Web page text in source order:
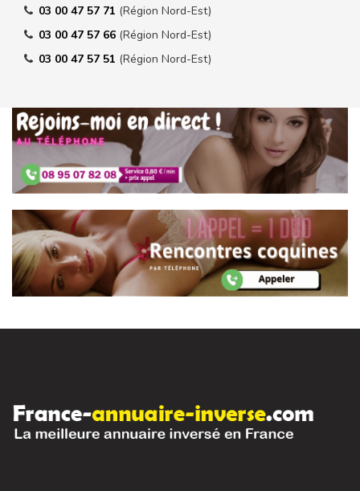
03 00 47 57 71 (Région Nord-Est)
03 00 47 57 66 (Région Nord-Est)
03 00 47 57 51 (Région Nord-Est)